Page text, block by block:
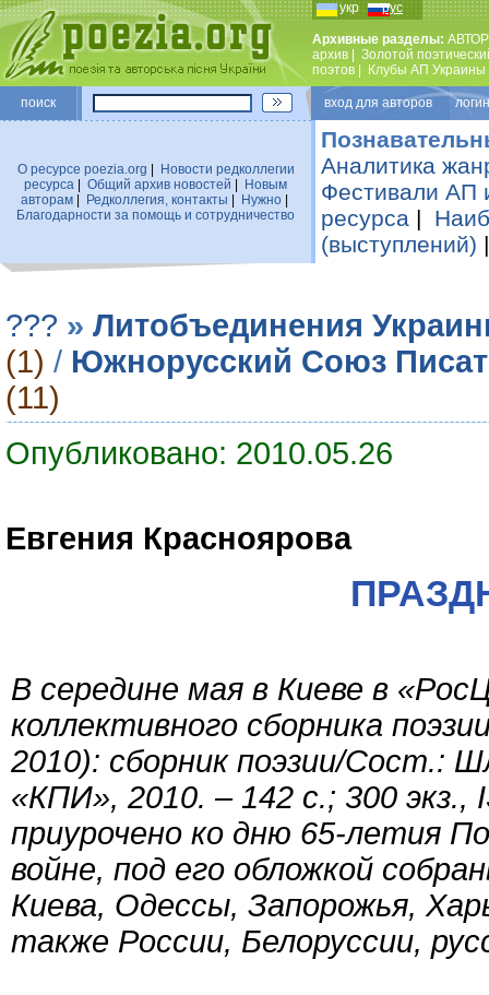
укр рус
Архивные разделы:
архив
Золотой
поэтов
Клубы АП Украины
поиск вход для авторов
О ресурсе poezia.org
Новости редколлегии
ресурса
Общий архив новостей
Новым
авторам| Редколлегия, контакты Нужно|
Благодарности за помощь и сотрудничество
Аналитика
Фестивали АП
ресурса |
(выступлений)
??? » Литобъединения
(1) / Южнорусский Союз
(11)
Опубликовано: 2010.05.26
Евгения Красноярова
В середине мая в Киеве в
коллективного сборника
2010): сборник поэзии/Сост.:
«КПИ», 2010. – 142 с.; 300 экз.,
приурочено ко дню 65-летия
войне, под его обложкой
Киева, Одессы, Запорожья,
также России, Белоруссии,